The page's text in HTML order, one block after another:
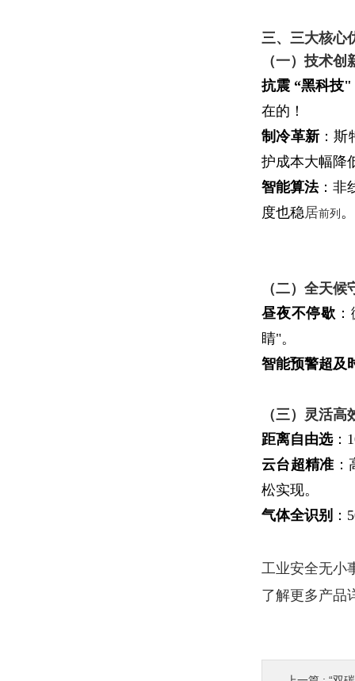
三、三大核心
（一）技术创
抗震 “黑科技"
在的！
制冷革新 ：
护成本大幅降
智能算法：非
度也稳居前列 。
（二）全天
昼夜不停歇
睛"。
智能预警超及
（三）灵活
距离自由选：
云台超精准：
松实现。
气体全识别
工业安全无小
了解更多产品